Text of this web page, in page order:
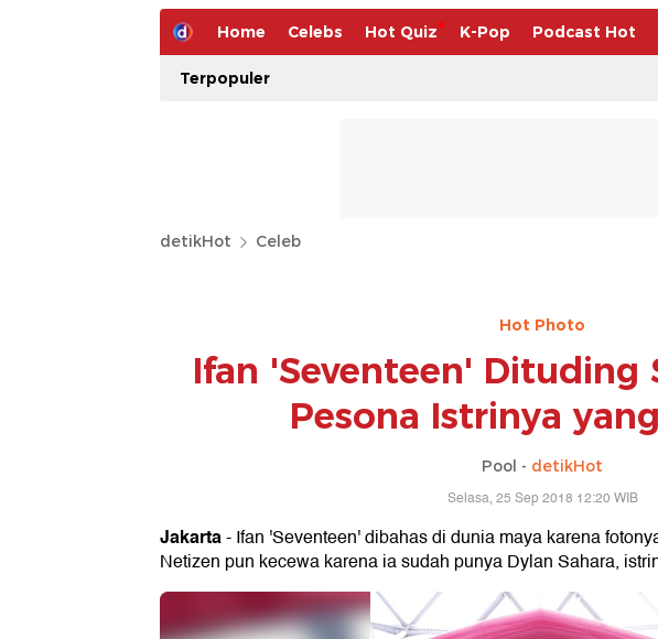
Home Celebs Hot Quiz K-Pop Podcast Hot
Terpopuler
detikHot Celeb
Hot Photo
Ifan 'Seventeen' Dituding
Pesona Istrinya
Pool - detikHot
Selasa, 25 Sep 2018 12:20 WIB
Jakarta- Ifan 'Seventeen' dibahas di dunia maya karena
Netizen pun kecewa karena ia sudah punya Dylan Sahara,